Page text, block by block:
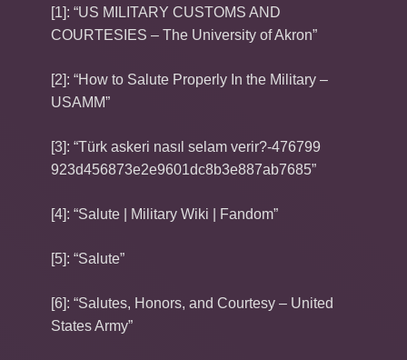
[1]: “US MILITARY CUSTOMS AND
COURTESIES – The University of Akron”
[2]: “How to Salute Properly In the Military –
USAMM”
[3]: “Türk askeri nasıl selam verir?-476799
923d456873e2e9601dc8b3e887ab7685”
[4]: “Salute | Military Wiki | Fandom”
[5]: “Salute”
[6]: “Salutes, Honors, and Courtesy – United
States Army”